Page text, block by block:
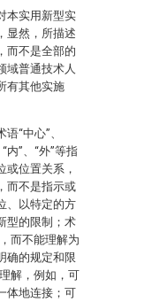
本实用新型实
显然，所描述
而不是全部的
域普通技术人
有其他实施
“中心”、
内”、“外”等指
或位置关系，
而不是指示或
、以特定的方
型的限制；术
而不能理解为
确的规定和限
解，例如，可
体地连接；可